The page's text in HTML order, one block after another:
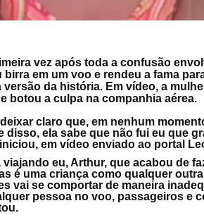
vez após toda a confusão
birra em um voo e rendeu a fama
versão da história. Em vídeo, a
botou a culpa na companhia aérea.
claro que, em nenhum
disso, ela sabe que não fui eu que
em vídeo enviado ao portal
viajando eu, Arthur, que acabou de
é uma criança como qualquer
vai se comportar de maneira
pessoa no voo, passageiros e